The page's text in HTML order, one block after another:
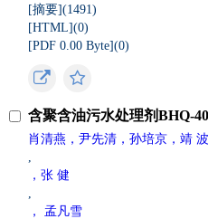
[摘要](1491)
[HTML](0)
[PDF 0.00 Byte](0)
含聚含油污水处理剂BHQ-
肖清燕，尹先清，孙培京，靖 波
,
，张 健
,
， 孟凡雪